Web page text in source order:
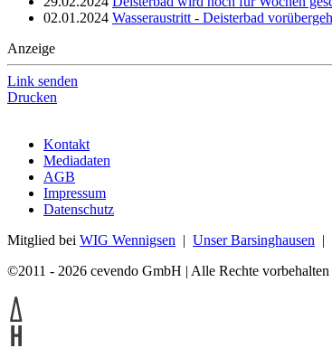
02.01.2024 Wasseraustritt - Deisterbad
Anzeige
Link senden
Drucken
Kontakt
Mediadaten
AGB
Impressum
Datenschutz
Mitglied bei WIG Wennigsen | Unser Barsinghausen |
©2011 - 2026 cevendo GmbH | Alle Rechte vorbehalten